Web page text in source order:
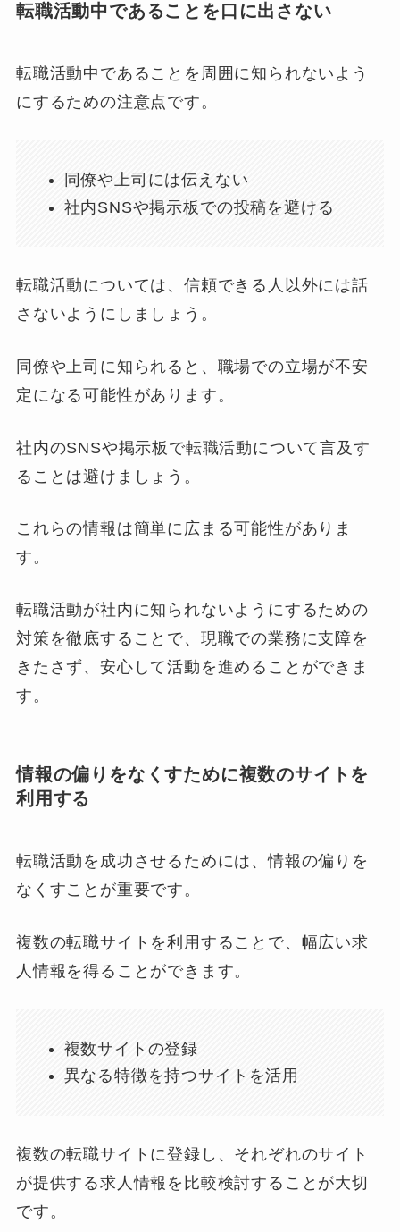
転職活動中であることを口に出さない
転職活動中であることを周囲に知られないよう
にするための注意点です。
同僚や上司には伝えない
社内SNSや掲示板での投稿を避ける
転職活動については、信頼できる人以外には話
さないようにしましょう。
同僚や上司に知られると、職場での立場が不安
定になる可能性があります。
社内のSNSや掲示板で転職活動について言及す
ることは避けましょう。
これらの情報は簡単に広まる可能性がありま
す。
転職活動が社内に知られないようにするための
対策を徹底することで、現職での業務に支障を
きたさず、安心して活動を進めることができま
す。
情報の偏りをなくすために複数のサイトを
利用する
転職活動を成功させるためには、情報の偏りを
なくすことが重要です。
複数の転職サイトを利用することで、幅広い求
人情報を得ることができます。
複数サイトの登録
異なる特徴を持つサイトを活用
複数の転職サイトに登録し、それぞれのサイト
が提供する求人情報を比較検討することが大切
です。